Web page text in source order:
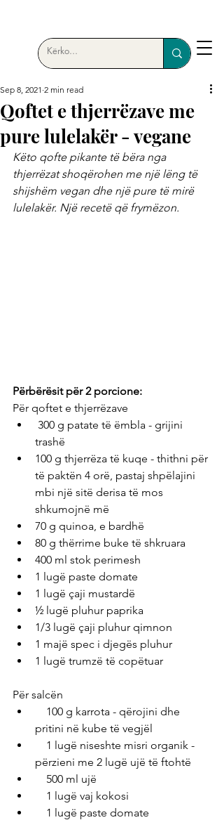
Qoftet e thjerrëzave me
pure lulelakër - vegane
Sep 8, 2021 2 min read
Këto qofte pikante të bëra nga
thjerrëzat shoqërohen me një lëng të
shijshëm vegan dhe një pure të mirë
lulelakër. Një recetë që frymëzon.
Përbërësit për 2 porcione:
Për qoftet e thjerrëzave
trashë
100 g thjerrëza të kuqe - thithni për
të paktën 4 orë, pastaj shpëlajini
mbi një sitë derisa të mos
shkumojnë më
70 g quinoa, e bardhë
80 g thërrime buke të shkruara
400 ml stok perimesh
1 lugë paste domate
1 lugë çaji mustardë
½ lugë pluhur paprika
1/3 lugë çaji pluhur qimnon
1 majë spec i djegës pluhur
1 lugë trumzë të copëtuar
Për salcën
pritini në kube të vegjël
përzieni me 2 lugë ujë të ftohtë
    500 ml ujë
    1 lugë vaj kokosi
    1 lugë paste domate